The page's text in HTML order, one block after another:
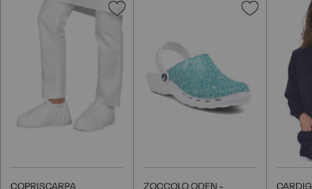
Aggiungi
desideri
COPRISCARPA
Aggiungi
desideri
ZOCCOLO ODEN -